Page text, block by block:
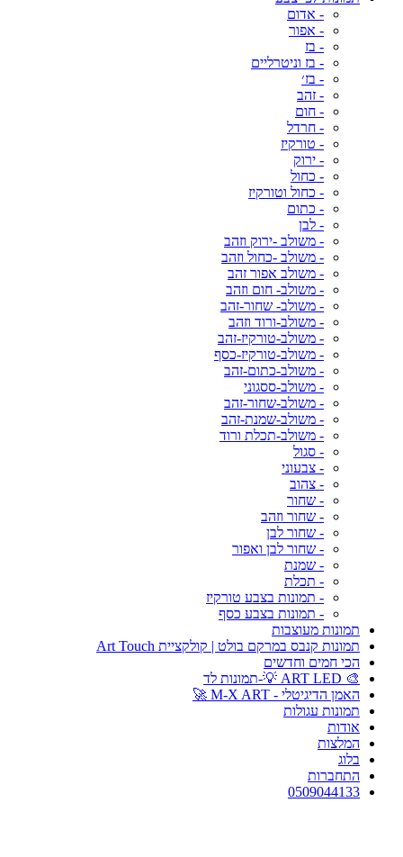
- אדום
- אפור
- בז
- בז וניטרליים
- בז׳
- זהב
- חום
- חרדל
- טורקיז
- ירוק
- כחול
- כחול וטורקיז
- כתום
- לבן
- משולב -ירוק וזהב
- משולב -כחול וזהב
- משולב אפור זהב
- משולב- חום וזהב
- משולב- שחור-זהב
- משולב-ורוד וזהב
- משולב-טורקיז-זהב
- משולב-טורקיז-כסף
- משולב-כתום-זהב
- משולב-ססגוני
- משולב-שחור-זהב
- משולב-שמנת-זהב
- משולב-תכלת ורוד
- סגול
- צבעוני
- צהוב
- שחור
- שחור וזהב
- שחור לבן
- שחור לבן ואפור
- שמנת
- תכלת
- תמונות בצבע טורקיז
- תמונות בצבע כסף
תמונות מעוצבות
תמונות קנבס במרקם בולט | קולקציית Art Touch
הכי חמים וחדשים
🎨 ART LED 💡-תמונות לד
האמן הדיגיטלי - M-X ART 🚀
תמונות עגולות
אודות
המלצות
בלוג
התחברות
0509044133